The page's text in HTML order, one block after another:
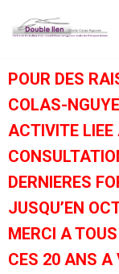
contenu
POUR DES
COLAS-
ACTIVITE LIEE
DERNIERES
JUSQU’EN
MERCI A
CES 20 ANS A